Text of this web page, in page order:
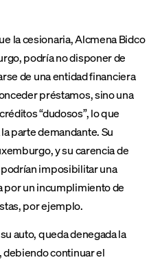
la cesionaria, Alcmena Bidco
podría no disponer de
de una entidad financiera
préstamos, sino una
“dudosos”, lo que
parte demandante. Su
y su carencia de
imposibilitar una
por un incumplimiento de
por ejemplo.
auto, queda denegada la
continuar el